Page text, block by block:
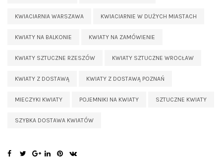
KWIACIARNIA WARSZAWA KWIACIARNIE W DUŻYCH MIASTACH
KWIATY NA BALKONIE KWIATY NA ZAMÓWIENIE
KWIATY SZTUCZNE RZESZÓW KWIATY SZTUCZNE WROCŁAW
KWIATY Z DOSTAWĄ KWIATY Z DOSTAWĄ POZNAŃ
MIECZYKI KWIATY POJEMNIKI NA KWIATY SZTUCZNE KWIATY
SZYBKA DOSTAWA KWIATÓW